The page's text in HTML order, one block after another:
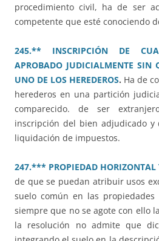
procedimiento civil, ha de ser
competente que esté conociendo
245.** INSCRIPCIÓN DE
APROBADO JUDICIALMENTE SIN
UNO DE LOS HEREDEROS. Ha de
herederos en una partición
comparecido. de ser
inscripción del bien adjudicado y
liquidación de impuestos.
247.*** PROPIEDAD HORIZONTAL
de que se puedan atribuir usos
suelo común en las propiedades
siempre que no se agote con ello
la resolución no admite que